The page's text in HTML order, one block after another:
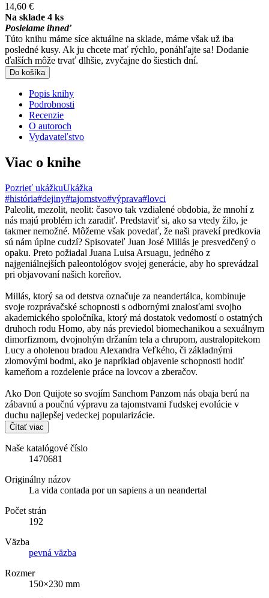
14,60 €
Na sklade 4 ks
Posielame ihneď
Túto knihu máme síce aktuálne na sklade, máme však už iba
posledné kusy. Ak ju chcete mať rýchlo, ponáhľajte sa! Dodanie
ďalších môže trvať dlhšie, zvyčajne do šiestich dní.
Do košíka
Popis knihy
Podrobnosti
Recenzie
O autoroch
Vydavateľstvo
Viac o knihe
Pozrieť ukážkuUkážka
#história#dejiny#tajomstvo#výprava#lovci
Paleolit, mezolit, neolit: časovo tak vzdialené obdobia, že mnohí z
nás majú problém ich zaradiť. Predstaviť si, ako sa vtedy žilo, je
takmer nemožné. Môžeme však povedať, že naši pravekí predkovia
sú nám úplne cudzí? Spisovateľ Juan José Millás je presvedčený o
opaku. Preto požiadal Juana Luisa Arsuagu, jedného z
najgeniálnejších paleontológov svojej generácie, aby ho sprevádzal
pri objavovaní našich koreňov.
Millás, ktorý sa od detstva označuje za neandertálca, kombinuje
svoje rozprávačské schopnosti s odbornými znalosťami svojho
akademického spoločníka, ktorý má dostatok vedomostí o ostatných
druhoch rodu Homo, aby nás previedol biomechanikou a sexuálnym
dimorfizmom, dvojnohým držaním tela a chrupom, australopitekom
Lucy a oholenou bradou Alexandra Veľkého, či základnými
zlomovými bodmi, ako je napríklad objavenie schopnosti hodiť
kameňom a rozdelenie práce na lovcov a zberačov.
Ako Don Quijote so svojím Sanchom Panzom nás obaja berú na
zábavnú a poučnú výpravu za tajomstvami ľudskej evolúcie v
duchu najlepšej vedeckej popularizácie.
Čítať viac
Naše katalógové číslo
1470681
Originálny názov
La vida contada por un sapiens a un neandertal
Počet strán
192
Väzba
pevná väzba
Rozmer
150×230 mm